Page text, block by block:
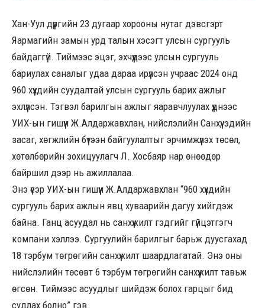
Хан-Уул дүүргийн 23 дугаар хорооны нутаг дэвсгэрт
Яармагийн замын урд талын хэсэгт улсын сургууль
байдаггүй. Тиймээс эцэг, эхчүүдээс улсын сургууль
бариулах саналыг удаа дараа ирүүлсэн учраас 2024 онд
960 хүүхдийн суудалтай улсын сургууль барих ажлыг
эхлүүлсэн. Тэгвэл барилгын ажлыг яаравчлуулах үүднээс
УИХ-ын гишүүн Ж.Алдаржавхлан, нийслэлийн Санхүү, эдийн
засаг, хөгжлийн бүтээн байгуулалтыг эрчимжүүлэх төсөл,
хөтөлбөрийн зохицуулагч Л. Хосбаяр нар өнөөдөр
байршил дээр нь ажиллалаа.
Энэ үеэр УИХ-ын гишүүн Ж.Алдаржавхлан “960 хүүхдийн
сургууль барих ажлын явц хуваарийн дагуу хийгдэж
байна. Ганц асуудал нь санхүүжилт гэдгийг гүйцэтгэгч
компани хэллээ. Сургуулийн барилгыг барьж дуусгахад
18 тэрбум төгрөгийн санхүүжилт шаардлагатай. Энэ оны
нийслэлийн төсөвт 6 тэрбум төгрөгийн санхүүжилт тавьж
өгсөн. Тиймээс асуудлыг шийдэж болох гарцыг бид
судлах болно” гэв.